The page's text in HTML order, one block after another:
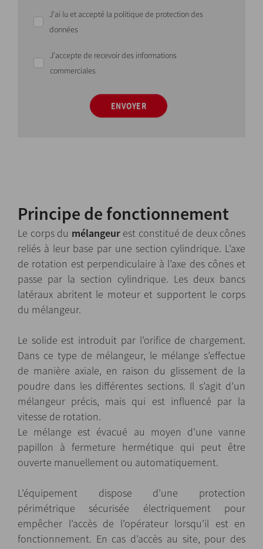
J'ai lu et accepté la politique de protection des
données
J'accepte de recevoir des informations
commerciales
ENVOYER
Principe de fonctionnement
Le corps du mélangeurest constitué de deux cônes
reliés à leur base par une section cylindrique. L’axe
de rotation est perpendiculaire à l’axe des cônes et
passe par la section cylindrique. Les deux bancs
latéraux abritent le moteur et supportent le corps
du mélangeur.
Le solide est introduit par l’orifice de chargement.
Dans ce type de mélangeur, le mélange s’effectue
de manière axiale, en raison du glissement de la
poudre dans les différentes sections. Il s’agit d’un
mélangeur précis, mais qui est influencé par la
vitesse de rotation.
Le mélange est évacué au moyen d’une vanne
papillon à fermeture hermétique qui peut être
ouverte manuellement ou automatiquement.
L’équipement dispose d’une protection
périmétrique sécurisée électriquement pour
empêcher l’accès de l’opérateur lorsqu’il est en
fonctionnement. En cas d’accès au site, pour des